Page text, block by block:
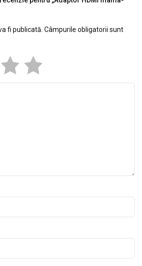
fi publicată. Câmpurile obligatorii sunt